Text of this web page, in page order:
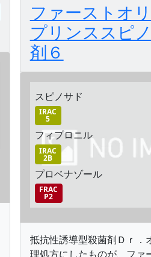
ファーストオ
プリンススピ
剤６
スピノサド
IRAC
5
フィプロニル
IRAC
2B
プロベナゾール
FRAC
P2
抵抗性誘導型殺菌剤Ｄｒ．
理処方にしたものが、ファ